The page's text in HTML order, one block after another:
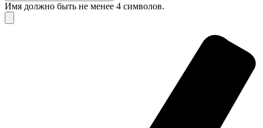
Имя должно быть не менее 4 символов.